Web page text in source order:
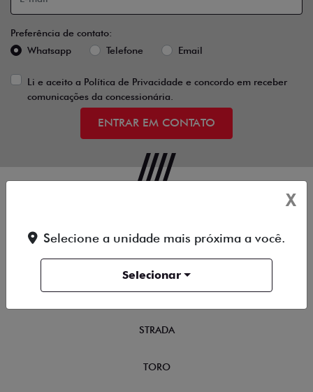
Preferência de contato:
Whatsapp
Telefone Email
Li e aceito a Política de Privacidade e concordo em receber
comunicações da concessionária.
ENTRAR EM CONTATO
NOVOS
TITANO
STRADA
TORO
X
Selecione a unidade mais próxima a você.
Selecionar